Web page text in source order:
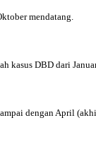
mendatang.
kasus DBD dari
dengan April